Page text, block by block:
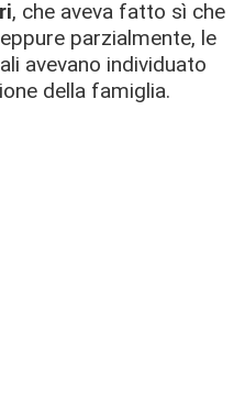
, che aveva fatto sì che
parzialmente, le
avevano individuato
della famiglia.